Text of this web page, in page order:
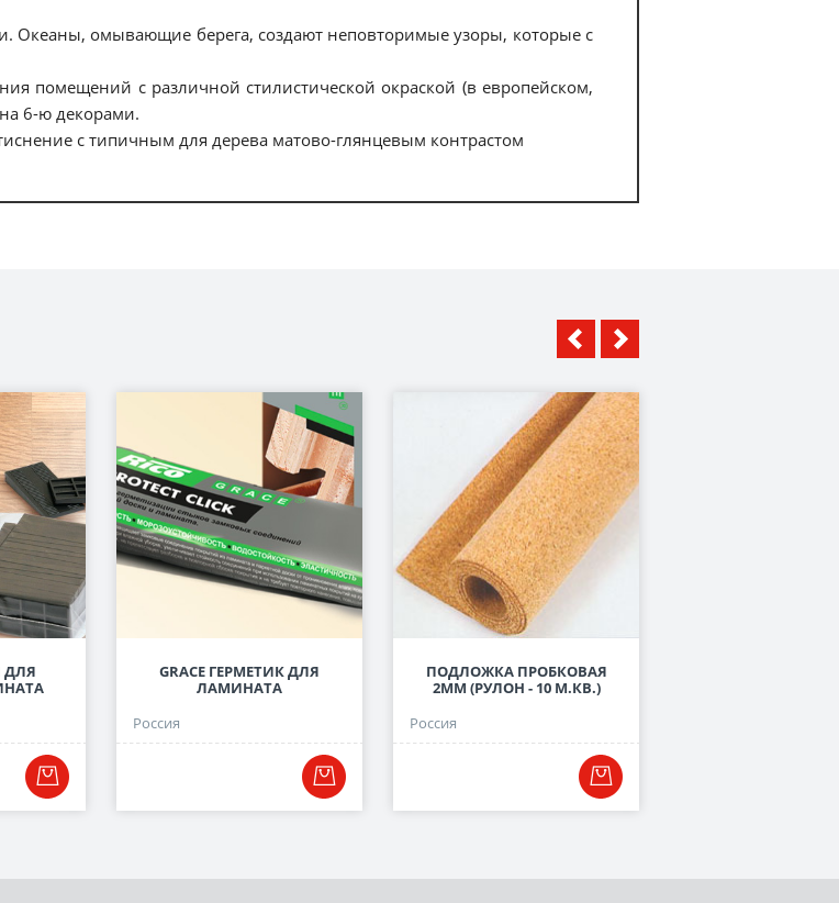
Океаны, омывающие берега, создают неповторимые узоры, которые с
помещений с различной стилистической окраской (в европейском,
6-ю декорами.
с типичным для дерева матово-глянцевым контрастом
ДЛЯ
GRACE ГЕРМЕТИК ДЛЯ
ЛАМИНАТА
Россия
ПОДЛОЖКА ПРОБКОВАЯ
2ММ (РУЛОН - 10 М.КВ.)
Россия